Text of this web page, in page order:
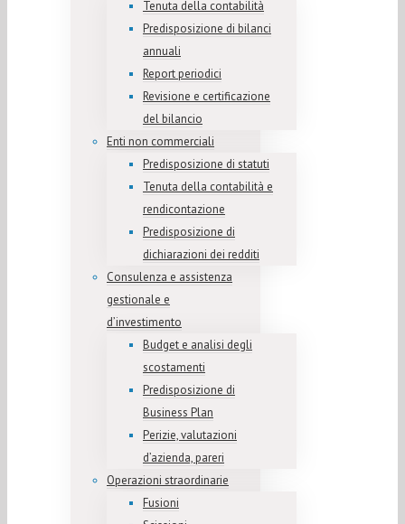
Tenuta della contabilità
Predisposizione di bilanci
annuali
Report periodici
Revisione e certificazione
del bilancio
Enti non commerciali
Predisposizione di statuti
Tenuta della contabilità e
rendicontazione
Predisposizione di
dichiarazioni dei redditi
Consulenza e assistenza
gestionale e
d’investimento
Budget e analisi degli
scostamenti
Predisposizione di
Business Plan
Perizie, valutazioni
d’azienda, pareri
Operazioni straordinarie
Fusioni